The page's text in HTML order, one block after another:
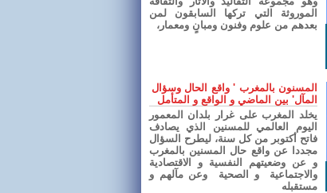
الموروثة التي تركها السابقون لمن
بعدهم من علوم وفنون ومبانٍ ومعمار،
المسنون بالمغرب ' واقع الحال وسؤال
المآل' بين الماضي و الواقع و المتأمل
يخلد المغرب على غرار بلدان المعمور
اليوم العالمي للمسنين الذي يصادف
فاتح أكتوبر من كل سنة، ليطرح السؤال
مجددا عن واقع حال المسنين بالمغرب
و عن وضعيتهم النفسية و الاقتصادية
والاجتماعية و الصحية وعن مآلهم و
مستقبله